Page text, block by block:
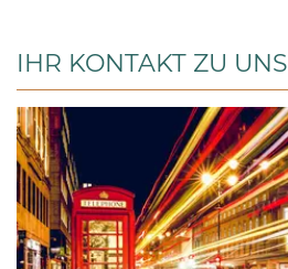
IHR KONTAKT ZU UNS